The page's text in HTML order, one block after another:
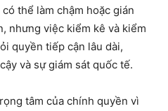
thể làm chậm hoặc gián
nhưng việc kiểm kê và kiểm
quyền tiếp cận lâu dài,
và sự giám sát quốc tế.
tâm của chính quyền vì